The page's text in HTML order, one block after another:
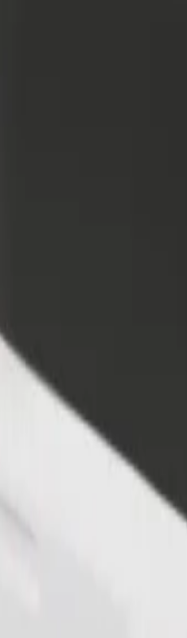
terima
dari Rosies
dari Rosies? Terokai